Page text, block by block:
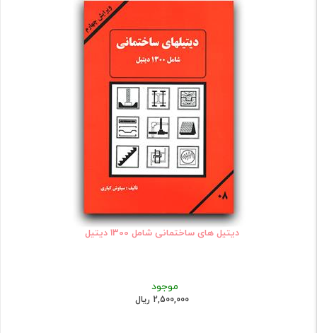
دیتیل های ساختمانی شامل 1300 دیتیل
موجود
2,500,000 ریال